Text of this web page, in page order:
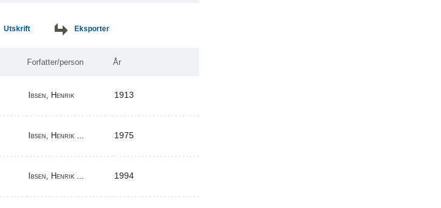
Utskrift Eksporter
Forfatter/person År
Ibsen, Henrik 1913
Ibsen, Henrik ... 1975
Ibsen, Henrik ... 1994